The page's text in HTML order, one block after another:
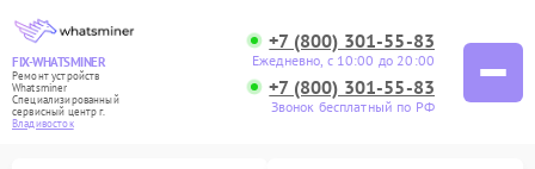
FIX-WHATSMINER
Ремонт устройств
Whatsminer
Специализированный
cервисный центр г.
Владивосток
+7 (800) 301-55-83
Ежедневно, с 10:00 до 20:00
+7 (800) 301-55-83
Звонок бесплатный по РФ